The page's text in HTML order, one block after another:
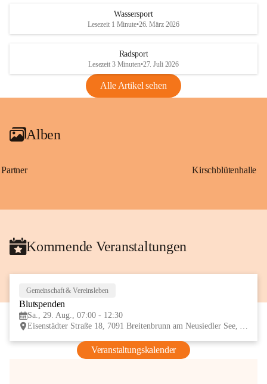
Anhang VBl. EU Nr. 18
1 Seite•1,4 MB
VBl. EU Nr. 18_2026
Wassersport
Lesezeit 1 Minute•26. März 2026
Radsport
Lesezeit 3 Minuten•27. Juli 2026
Alle Artikel sehen
Alben
Partner Kirschblütenhalle
Kommende Veranstaltungen
Gemeinschaft & Vereinsleben
Blutspenden
Sa., 29. Aug., 07:00 - 12:30
Eisenstädter Straße 18, 7091 Breitenbrunn am Neusiedler See, AUT
Veranstaltungskalender